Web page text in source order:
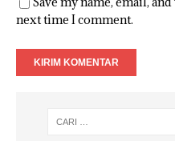
next time I comment.